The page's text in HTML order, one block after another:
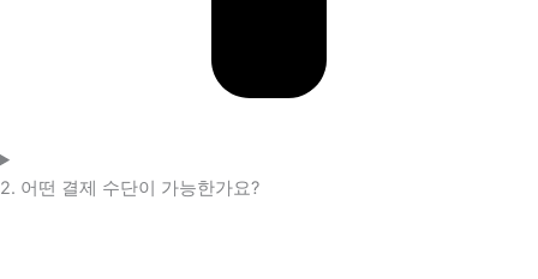
2. 어떤 결제 수단이 가능한가요?